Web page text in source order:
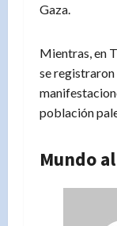
Gaza.
Mientras, en
se
población
Mundo